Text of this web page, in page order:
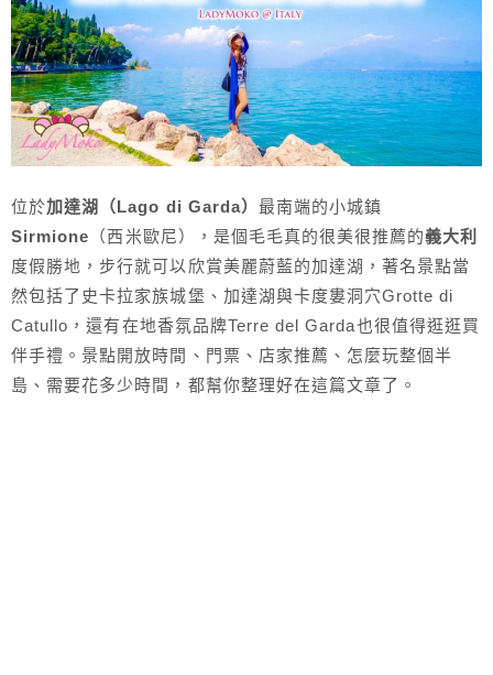
位於加達湖（Lago di Garda）最南端的小城鎮
Sirmione （西米歐尼），是個毛毛真的很美很推薦的義大利
度假勝地，步行就可以欣賞美麗蔚藍的加達湖，著名景點當
然包括了史卡拉家族城堡、加達湖與卡度婁洞穴Grotte di
Catullo，還有在地香氛品牌Terre del Garda也很值得逛逛買
伴手禮。景點開放時間、門票、店家推薦、怎麼玩整個半
島、需要花多少時間，都幫你整理好在這篇文章了。